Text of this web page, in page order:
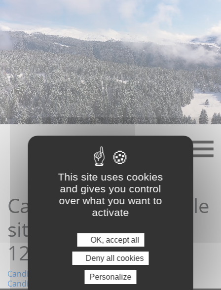
content
Candidature depuis le
site25/04/2022
12:16:39
Navigation
Candidature depuis le site20/04/2022 09:19:53
Candidature depuis le site02/05/2022 09:37:26
This site uses cookies
and gives you control
over what you want to
activate
OK, accept all
Deny all cookies
Personalize